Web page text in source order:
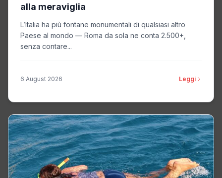
alla meraviglia
L’Italia ha più fontane monumentali di qualsiasi altro
Paese al mondo — Roma da sola ne conta 2.500+,
senza contare...
6 August 2026 Leggi